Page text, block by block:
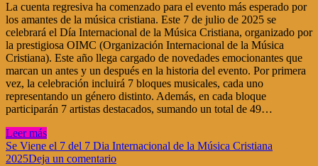
La cuenta regresiva ha comenzado para el evento más esperado por
los amantes de la música cristiana. Este 7 de julio de 2025 se
celebrará el Día Internacional de la Música Cristiana, organizado por
la prestigiosa OIMC (Organización Internacional de la Música
Cristiana). Este año llega cargado de novedades emocionantes que
marcan un antes y un después en la historia del evento. Por primera
vez, la celebración incluirá 7 bloques musicales, cada uno
representando un género distinto. Además, en cada bloque
participarán 7 artistas destacados, sumando un total de 49…
Leer más
Se Viene el 7 del 7 Dia Internacional de la Música Cristiana
2025Deja un comentario